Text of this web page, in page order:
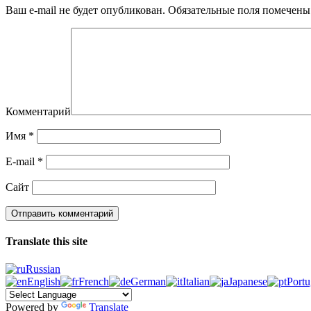
Ваш e-mail не будет опубликован. Обязательные поля помечены
Комментарий
Имя *
E-mail *
Сайт
Translate this site
Russian
English
French German Italian Japanese
Powered by Translate